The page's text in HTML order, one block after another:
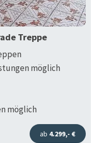
Treppe
möglich
möglich
ab 4.299,- €